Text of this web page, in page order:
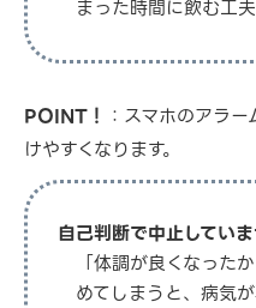
まった時間に飲む工
POINT！ ：スマホのアラ
けやすくなります。
自己判断で中止してい
「体調が良くなった
めてしまうと、病気